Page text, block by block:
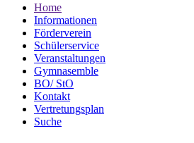
Home
Informationen
Förderverein
Schülerservice
Veranstaltungen
Gymnasemble
BO/ StO
Kontakt
Vertretungsplan
Suche